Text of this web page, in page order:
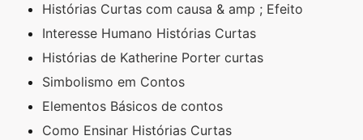
Histórias Curtas com causa & amp ; Efeito
Interesse Humano Histórias Curtas
Histórias de Katherine Porter curtas
Simbolismo em Contos
Elementos Básicos de contos
Como Ensinar Histórias Curtas